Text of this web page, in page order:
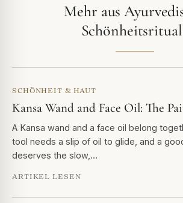
Mehr aus
SCHÖNHEIT & HAUT
Kansa Wand and Face Oil: The
A Kansa wand and a face oil belong
tool needs a slip of oil to glide, and a
deserves the slow,…
ARTIKEL LESEN